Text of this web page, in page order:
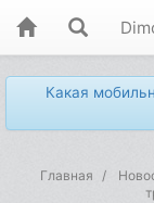
Какая
Главная